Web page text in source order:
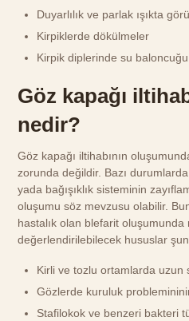
Duyarlılık ve parlak ışıkta
Kirpiklerde dökülmeler
Kirpik diplerinde su
Göz kapağı
nedir?
Göz kapağı iltihabının
zorunda değildir. Bazı
yada bağışıklık sisteminin
oluşumu söz mevzusu olabilir.
hastalık olan blefarit oluşumunda
değerlendirilebilecek hususlar
Kirli ve tozlu ortamlarda uzun
Gözlerde kuruluk
Stafilokok ve benzeri bakteri